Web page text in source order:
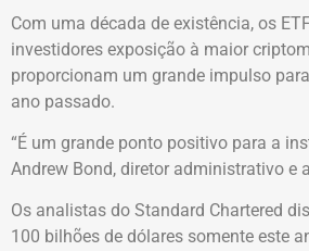
Com uma década de existência, os
investidores exposição à maior
proporcionam um grande impulso
ano passado.
“É um grande ponto positivo para a
Andrew Bond, diretor administrativo e
Os analistas do Standard Chartered
100 bilhões de dólares somente este